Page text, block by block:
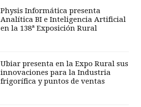
Physis Informática presenta
Analítica BI e Inteligencia Artificial
en la 138ª Exposición Rural
Ubiar presenta en la Expo Rural sus
innovaciones para la Industria
frigorífica y puntos de ventas